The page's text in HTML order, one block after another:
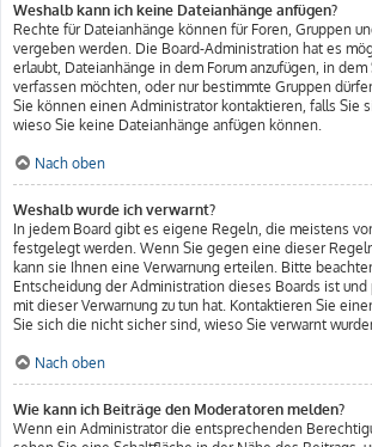
Weshalb kann ich keine Dateianhänge anfügen?
Rechte für Dateianhänge können für Foren, Gruppen
vergeben werden. Die Board-Administration hat es
erlaubt, Dateianhänge in dem Forum anzufügen, in
verfassen möchten, oder nur bestimmte Gruppen
Sie können einen Administrator kontaktieren, falls Sie
wieso Sie keine Dateianhänge anfügen können.
Nach oben
Weshalb wurde ich verwarnt?
In jedem Board gibt es eigene Regeln, die meistens
festgelegt werden. Wenn Sie gegen eine dieser
kann sie Ihnen eine Verwarnung erteilen. Bitte
Entscheidung der Administration dieses Boards ist
mit dieser Verwarnung zu tun hat. Kontaktieren Sie
Sie sich die nicht sicher sind, wieso Sie verwarnt
Nach oben
Wie kann ich Beiträge den Moderatoren melden?
Wenn ein Administrator die entsprechenden